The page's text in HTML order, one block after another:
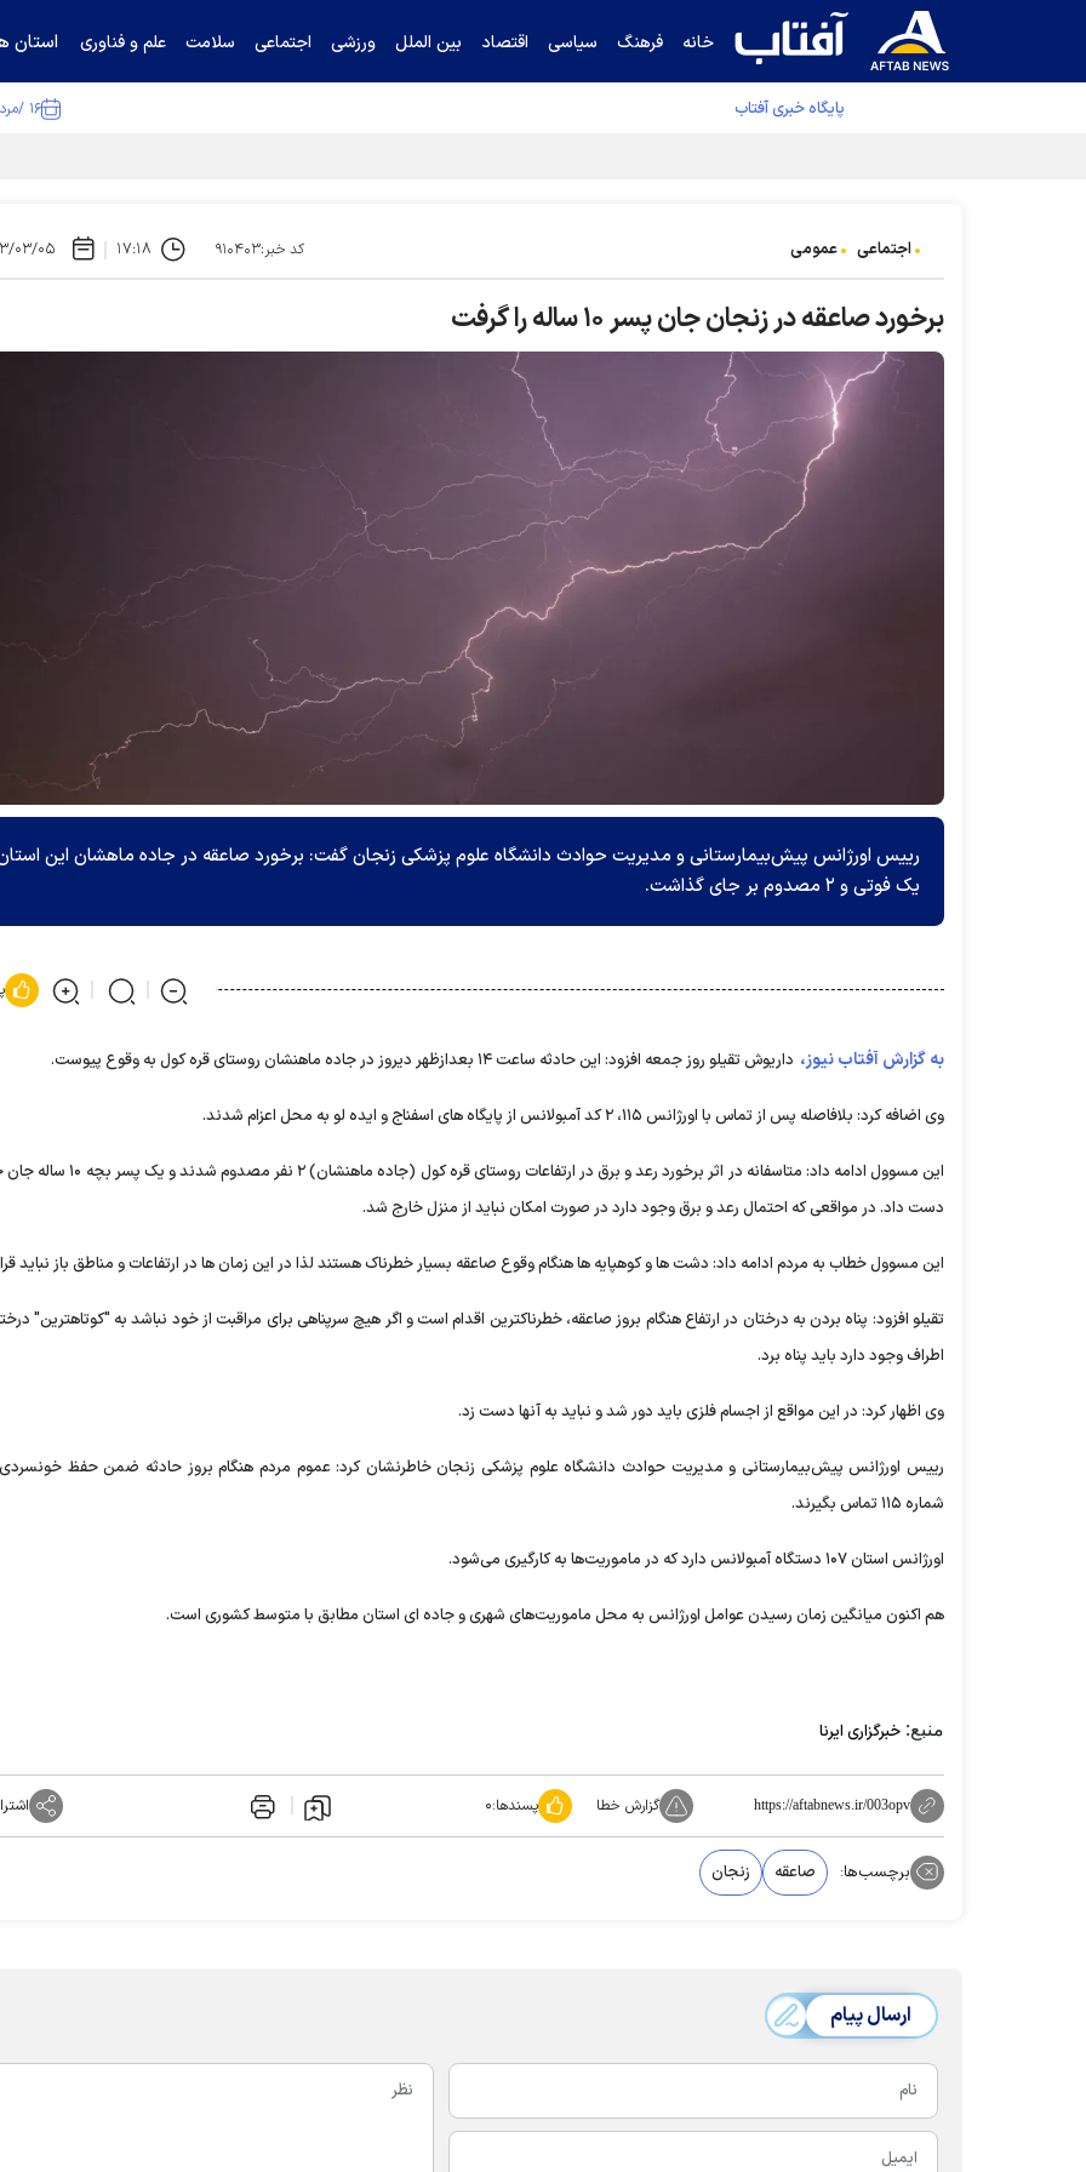
خانه فرهنگ سیاسی اقتصاد بین الملل ورزشی اجتماعی سلامت علم و فناوری استان
پایگاه خبری آفتاب ۱۶ /مرداد /۱۴۰۵
اجتماعی عمومی کد خبر:۹۱۰۴۰۳ ۱۷:۱۸ ۱۴۰۳/
برخورد صاعقه در زنجان جان پسر ۱۰ ساله را گرفت
رییس اورژانس پیش‌بیمارستانی و مدیریت حوادث دانشگاه علوم پزشکی زنجان گفت: برخورد صاعقه در جاده ماهشان این
یک فوتی و ۲ مصدوم بر جای گذاشت.
به گزارش آفتاب نیوز، داریوش تقیلو روز جمعه افزود: این حادثه ساعت ۱۴ بعدازظهر دیروز در جاده ماهنشان روستای قره کول به وقوع پیوست.
وی اضافه کرد: بلافاصله پس از تماس با اورژانس ۱۱۵، ۲ کد آمبولانس از پایگاه های اسفناج و ایده لو به محل اعزام شدند.
این مسوول ادامه داد: متاسفانه در اثر برخورد رعد و برق در ارتفاعات روستای قره کول
دست داد. در مواقعی که احتمال رعد و برق وجود دارد در صورت امکان نباید از منزل خارج شد.
این مسوول خطاب به مردم ادامه داد: دشت ها و کوهپایه ها هنگام وقوع صاعقه بسیار خطرناک هستند لذا در این زمان ها در ارتفاعات و مناطق باز نباید
تقیلو افزود: پناه بردن به درختان در ارتفاع هنگام بروز صاعقه، خطرناکترین اقدام است و اگر هیچ سرپناهی برای مراقبت از خود نباشد به "کوتاهترین"
اطراف وجود دارد باید پناه برد.
وی اظهار کرد: در این مواقع از اجسام فلزی باید دور شد و نباید به آنها دست زد.
رییس اورژانس پیش‌بیمارستانی و مدیریت حوادث دانشگاه علوم پزشکی زنجان خاطرنشان کرد: عموم مردم هنگام بروز حادثه ضمن حفظ
شماره ۱۱۵ تماس بگیرند.
اورژانس استان ۱۰۷ دستگاه آمبولانس دارد که در ماموریت‌ها به کارگیری می‌شود.
هم اکنون میانگین زمان رسیدن عوامل اورژانس به محل ماموریت‌های شهری و جاده ای استان مطابق با متوسط کشوری است.
منبع: خبرگزاری ایرنا
https://aftabnews.ir/003opv گزارش خطا پسندها:۰
برچسب‌ها: صاعقه زنجان
ارسال پیام